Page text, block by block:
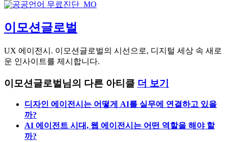
이모션글로벌
UX 에이전시. 이모션글로벌의 시선으로, 디지털 세상 속 새로
운 인사이트를 제시합니다.
이모션글로벌님의 다른 아티클 더 보기
디자인 에이전시는 어떻게 AI를 실무에 연결하고 있을
까?
AI 에이전트 시대, 웹 에이전시는 어떤 역할을 해야 할
까?